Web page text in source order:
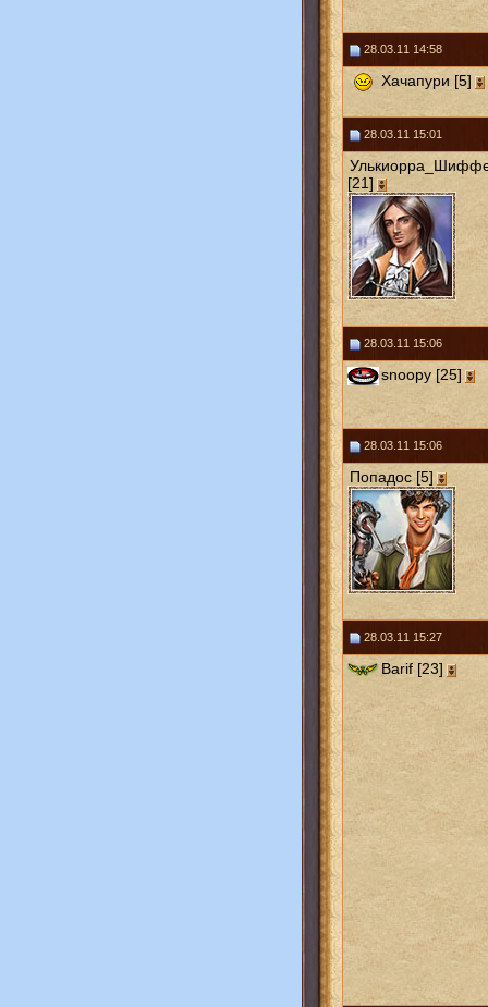
28.03.11 14:58
Хачапури [5]
28.03.11 15:01
[21]
28.03.11 15:06
snoopy [25]
28.03.11 15:06
Попадос [5]
28.03.11 15:27
Barif [23]